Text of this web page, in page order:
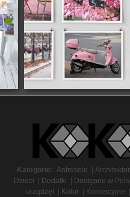
Kategorie: Antresole
Dzieci
Dodatki
Dostępne w
urządzę!
Kolor Komercyjne